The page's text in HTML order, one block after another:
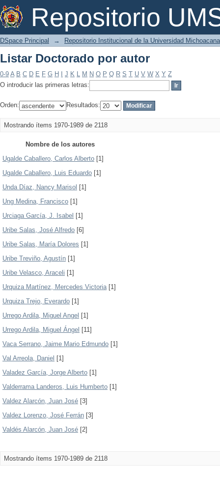
Repositorio
Listar Doctorado por autor
DSpace Principal → Repositorio Institucional de la Universidad
Listar Doctorado por autor
0-9 A B C D E F G H J K L M N O P Q R S T U V W X Y Z
O introducir las primeras letras:
Orden: Resultados:
Mostrando ítems 1970-1989 de 2118
Nombre de los autores
Ugalde Caballero, Carlos Alberto [1]
Ugalde Caballero, Luis Eduardo [1]
Unda Díaz, Nancy Marisol [1]
Ung Medina, Francisco [1]
Urciaga García, J. Isabel [1]
Uribe Salas, José Alfredo [6]
Uribe Salas, María Dolores [1]
Uribe Treviño, Agustín [1]
Uribe Velasco, Araceli [1]
Urquiza Martínez, Mercedes Victoria[1]
Urquiza Trejo, Everardo [1]
Urrego Ardila, Miguel Angel [1]
Urrego Ardila, Miguel Ángel [11]
Vaca Serrano, Jaime Mario Edmundo [1]
Val Arreola, Daniel [1]
Valadez García, Jorge Alberto [1]
Valderrama Landeros, Luis Humberto [1]
Valdez Alarcón, Juan José [3]
Valdez Lorenzo, José Ferrán [3]
Valdés Alarcón, Juan José [2]
Mostrando ítems 1970-1989 de 2118